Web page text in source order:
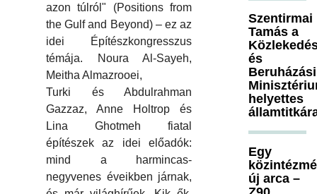
azon túlról" (Positions from
the Gulf and Beyond) – ez az
idei Építészkongresszus
témája. Noura Al-Sayeh,
Meitha Almazrooei,
Turki és Abdulrahman
Gazzaz, Anne Holtrop és
Lina Ghotmeh fiatal
építészek az idei előadók:
mind a harmincas-
negyvenes éveikben járnak,
Szentirmai
Tamás a
és
Beruházási
helyettes
Egy
új arca –